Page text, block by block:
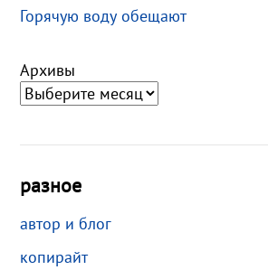
Горячую воду обещают
Архивы
разное
автор и блог
копирайт